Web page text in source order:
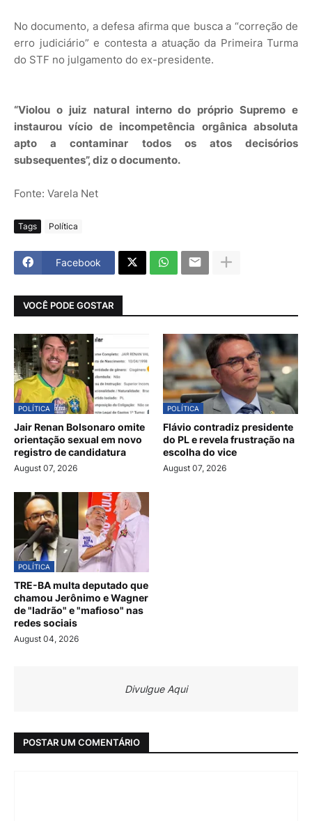
No documento, a defesa afirma que busca a “correção de
erro judiciário” e contesta a atuação da Primeira Turma
do STF no julgamento do ex-presidente.
“Violou o juiz natural interno do próprio Supremo e
instaurou vício de incompetência orgânica absoluta
apto a contaminar todos os atos decisórios
subsequentes”, diz o documento.
Fonte: Varela Net
Tags Política
Facebook
VOCÊ PODE GOSTAR
POLÍTICA
Jair Renan Bolsonaro omite
orientação sexual em novo
registro de candidatura
August 07, 2026
POLÍTICA
Flávio contradiz presidente
do PL e revela frustração na
escolha do vice
August 07, 2026
POLÍTICA
TRE-BA multa deputado que
chamou Jerônimo e Wagner
de "ladrão" e "mafioso" nas
redes sociais
August 04, 2026
Divulgue Aqui
POSTAR UM COMENTÁRIO